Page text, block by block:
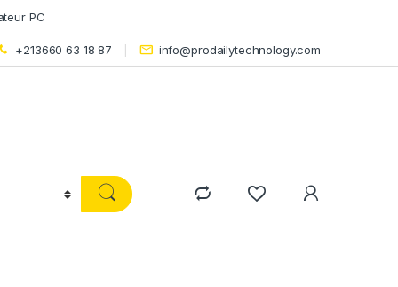
PC
+213660 63 18 87 info@prodailytechnology.com